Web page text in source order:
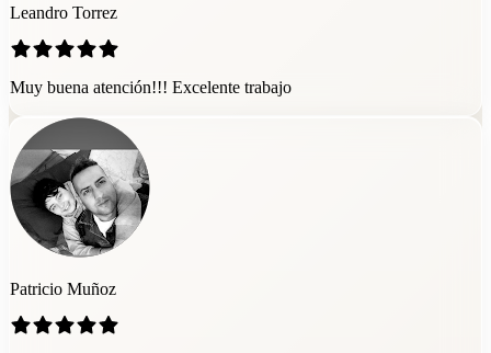
Leandro Torrez
Muy buena atención!!! Excelente trabajo
Patricio Muñoz